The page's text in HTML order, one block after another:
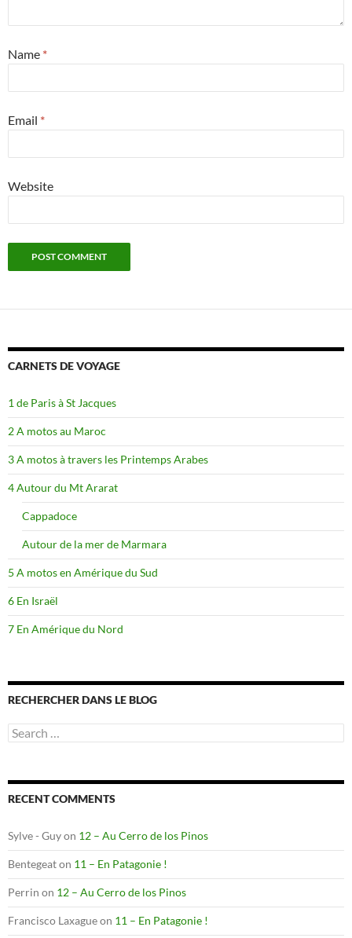
Name *
Email *
Website
CARNETS DE VOYAGE
1 de Paris à St Jacques
2 A motos au Maroc
3 A motos à travers les Printemps Arabes
4 Autour du Mt Ararat
Cappadoce
Autour de la mer de Marmara
5 A motos en Amérique du Sud
6 En Israël
7 En Amérique du Nord
RECHERCHER DANS LE BLOG
Search
for:
RECENT COMMENTS
Sylve - Guyon 12 – Au Cerro de los Pinos
Bentegeaton 11 – En Patagonie !
Perrin on 12 – Au Cerro de los Pinos
Francisco Laxagueon 11 – En Patagonie !